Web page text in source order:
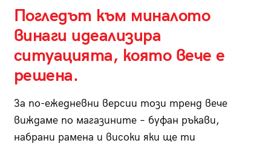
Погледът към миналото
винаги идеализира
ситуацията, която вече е
решена.
За по-ежедневни версии този тренд вече
виждаме по магазините – буфан ръкави,
набрани рамена и високи яки ще ти